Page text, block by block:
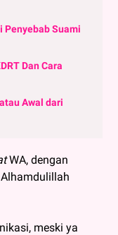
Penyebab Suami
Dan Cara
Awal dari
WA, dengan
Alhamdulillah
meski ya